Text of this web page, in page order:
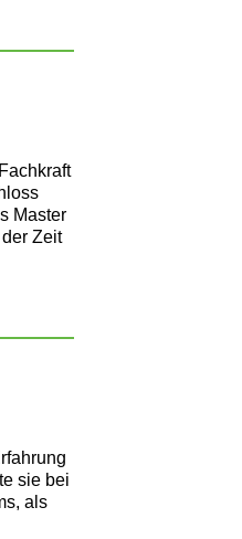
Master
Zeit
sie bei
als